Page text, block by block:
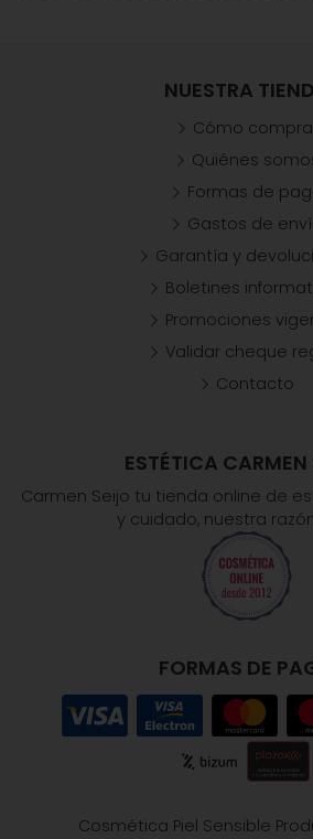
ESTÉTICA
Carmen Seijo tu tienda online de
y cuidado, nuestra
FORMAS DE
NUESTRA
Cómo
Quiénes
Formas de
Gastos de
Garantía y
Boletines
Promociones
Validar cheque
Contacto
Cosmética Piel Sensible